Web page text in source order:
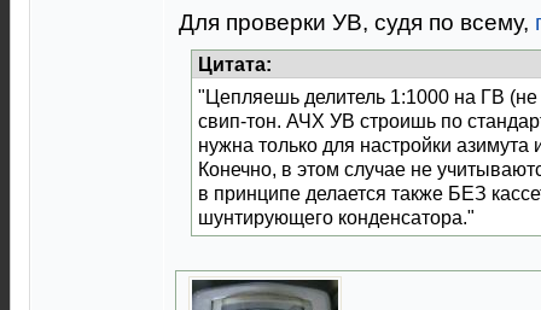
Для проверки УВ, судя по всему,
Цитата:
"Цепляешь делитель 1:1000 на ГВ
свип-тон. АЧХ УВ строишь по
нужна только для настройки
Конечно, в этом случае не
в принципе делается также БЕЗ
шунтирующего конденсатора."